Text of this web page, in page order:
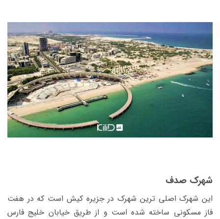
شهرک صدف
این شهرک اصلی ترین شهرک در جزیره کیش است که در هفت
فاز مسکونی ساخته شده است و از طریق خیابان خلیج فارس